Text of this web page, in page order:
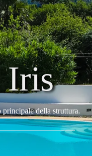
Iris
principale della struttura.